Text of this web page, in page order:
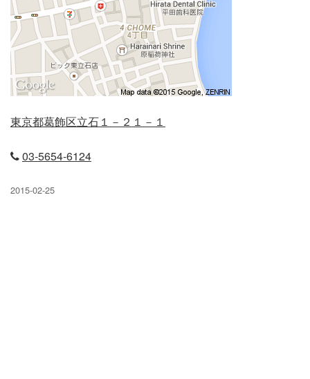
西小山店
矢口渡店
立石店
小岩店
弥生台店
東京都葛飾区立石１－２１－１
03‐5654-6124
2015-02-25